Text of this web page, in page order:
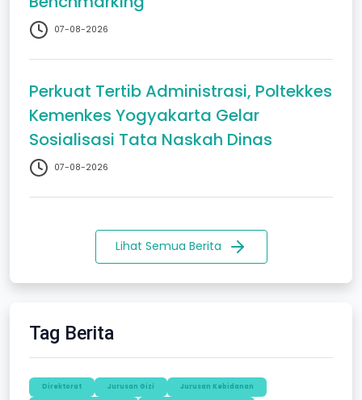
07-08-2026
Perkuat Tertib Administrasi, Poltekkes
Kemenkes Yogyakarta Gelar
Sosialisasi Tata Naskah Dinas
07-08-2026
Lihat Semua Berita
Tag Berita
Direktorat Jurusan Gizi Jurusan Kebidanan